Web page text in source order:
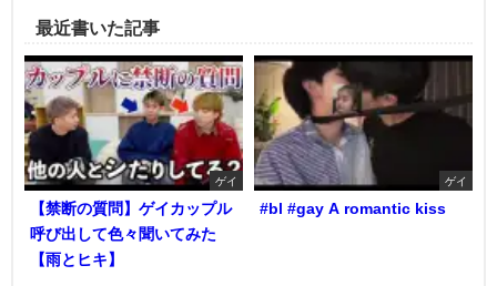
最近書いた記事
ゲイ
【禁断の質問】ゲイカップル
呼び出して色々聞いてみた
【雨とヒキ】
ゲイ
#bl #gay A romantic kiss